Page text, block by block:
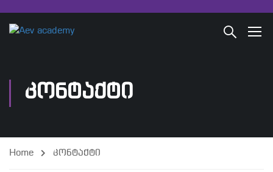
ᲙᲝᲜᲢᲐᲥᲢᲘ
Home კონტაქტი